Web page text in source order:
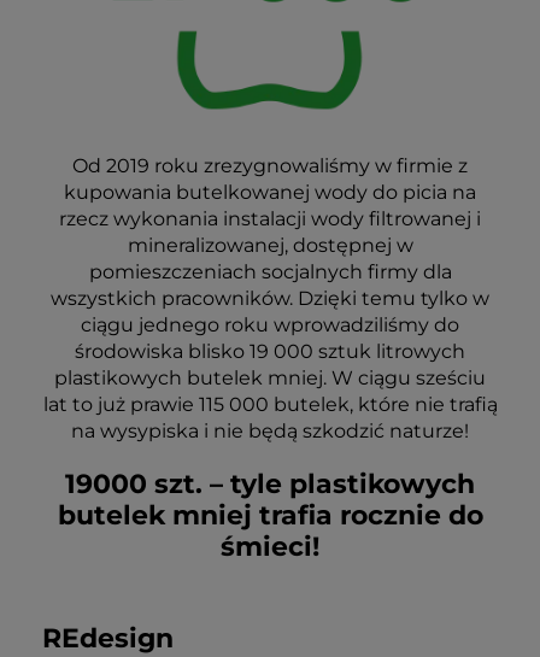
Od 2019 roku zrezygnowaliśmy w firmie z
kupowania butelkowanej wody do picia na
rzecz wykonania instalacji wody filtrowanej i
mineralizowanej, dostępnej w
pomieszczeniach socjalnych firmy dla
wszystkich pracowników. Dzięki temu tylko w
ciągu jednego roku wprowadziliśmy do
środowiska blisko 19 000 sztuk litrowych
plastikowych butelek mniej. W ciągu sześciu
lat to już prawie 115 000 butelek, które nie trafią
na wysypiska i nie będą szkodzić naturze!
19000 szt. – tyle plastikowych
butelek mniej trafia rocznie do
śmieci!
REdesign